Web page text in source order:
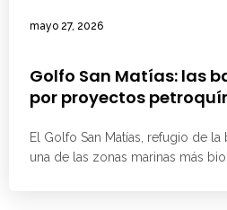
mayo 27, 2026
Golfo San Matías: las
por proyectos
El Golfo San Matías, refugio de la
una de las zonas marinas más